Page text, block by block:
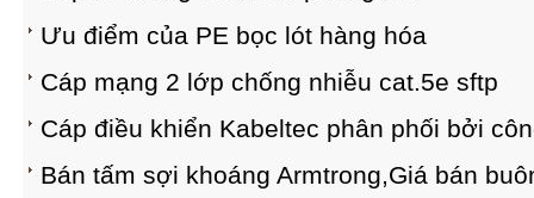
Ưu điểm của PE bọc lót hàng hóa
Cáp mạng 2 lớp chống nhiễu cat.5e sftp
Cáp điều khiển Kabeltec phân phối bởi
Bán tấm sợi khoáng Armtrong,Giá bán